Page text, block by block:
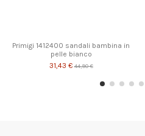
Primigi 1412400 sandali bambina in
pelle bianco
31,43 €44,90 €